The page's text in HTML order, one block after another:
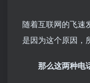
随着互联网的飞速
是因为这个原因，
那么这两种电